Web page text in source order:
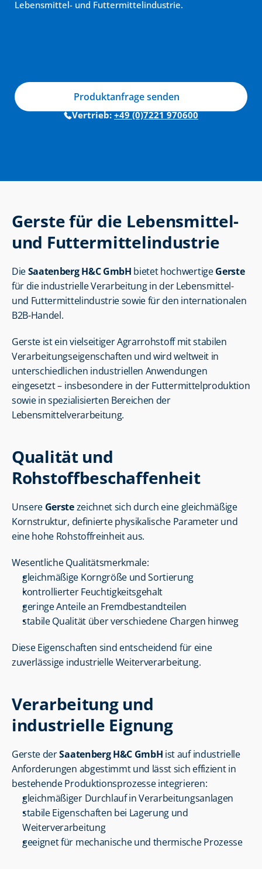
Lebensmittel- und Futtermittelindustrie.
Vertrieb: +49 (0)7221 970600
Produktanfrage senden
Gerste für die Lebensmittel-
und Futtermittelindustrie
Die Saatenberg H&C GmbH bietet hochwertige Gerste
für die industrielle Verarbeitung in der Lebensmittel-
und Futtermittelindustrie sowie für den internationalen
B2B-Handel.
Gerste ist ein vielseitiger Agrarrohstoff mit stabilen
Verarbeitungseigenschaften und wird weltweit in
unterschiedlichen industriellen Anwendungen
eingesetzt – insbesondere in der Futtermittelproduktion
sowie in spezialisierten Bereichen der
Lebensmittelverarbeitung.
Qualität und
Rohstoffbeschaffenheit
Unsere Gerste zeichnet sich durch eine gleichmäßige
Kornstruktur, definierte physikalische Parameter und
eine hohe Rohstoffreinheit aus.
Wesentliche Qualitätsmerkmale:
gleichmäßige Korngröße und Sortierung
kontrollierter Feuchtigkeitsgehalt
geringe Anteile an Fremdbestandteilen
stabile Qualität über verschiedene Chargen hinweg
Diese Eigenschaften sind entscheidend für eine
zuverlässige industrielle Weiterverarbeitung.
Verarbeitung und
industrielle Eignung
Gerste der Saatenberg H&C GmbH ist auf industrielle
Anforderungen abgestimmt und lässt sich effizient in
bestehende Produktionsprozesse integrieren:
gleichmäßiger Durchlauf in Verarbeitungsanlagen
stabile Eigenschaften bei Lagerung und
Weiterverarbeitung
geeignet für mechanische und thermische Prozesse